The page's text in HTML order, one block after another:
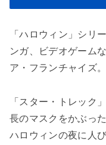
「ハロウィン」シリ
ンガ、ビデオゲーム
ア・フランチャイズ。
「スター・トレック
長のマスクをかぶっ
ハロウィンの夜に人